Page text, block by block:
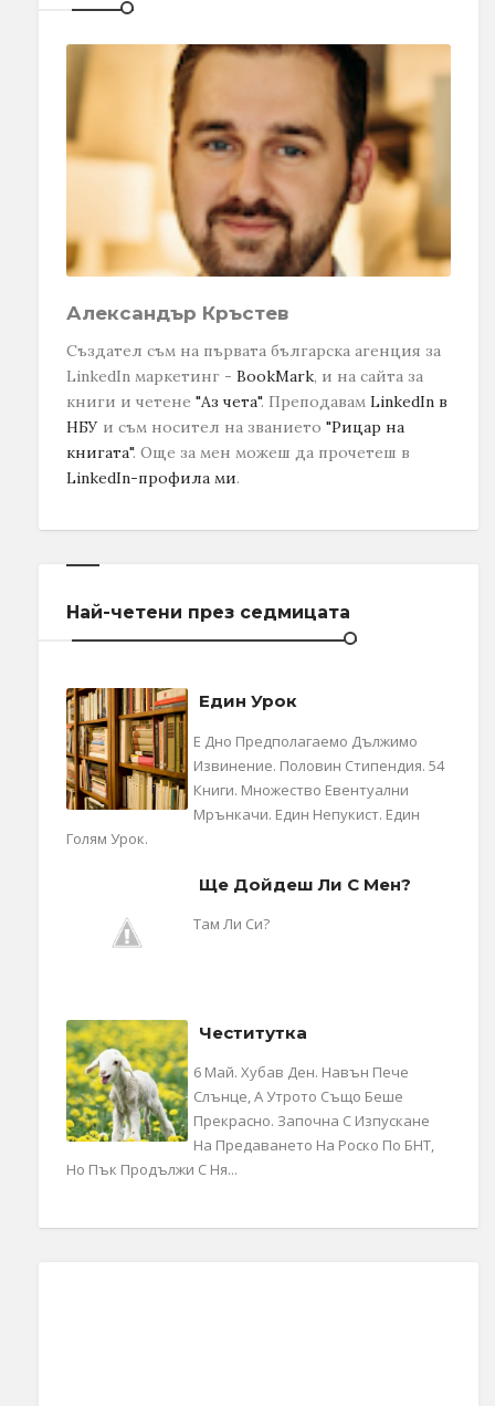
Александър Кръстев
Създател съм на първата българска агенция за
LinkedIn маркетинг - BookMark, и на сайта за
книги и четене "Аз чета". Преподавам LinkedIn в
НБУ и съм носител на званието "Рицар на
книгата". Още за мен можеш да прочетеш в
LinkedIn-профила ми.
Най-четени през седмицата
Един Урок
Е Дно Предполагаемо Дължимо
Извинение. Половин Стипендия. 54
Книги. Множество Евентуални
Мрънкачи. Един Непукист. Един
Голям Урок.
Ще Дойдеш Ли С Мен?
Там Ли Си?
Честитутка
6 Май. Хубав Ден. Навън Пече
Слънце, А Утрото Също Беше
Прекрасно. Започна С Изпускане
На Предаването На Роско По БНТ,
Но Пък Продължи С Ня...